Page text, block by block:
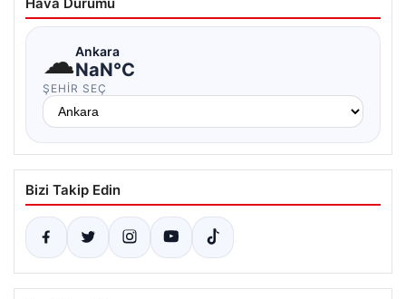
☁Ankara
NaN°C
ŞEHIR SEÇ
Bizi Takip Edin